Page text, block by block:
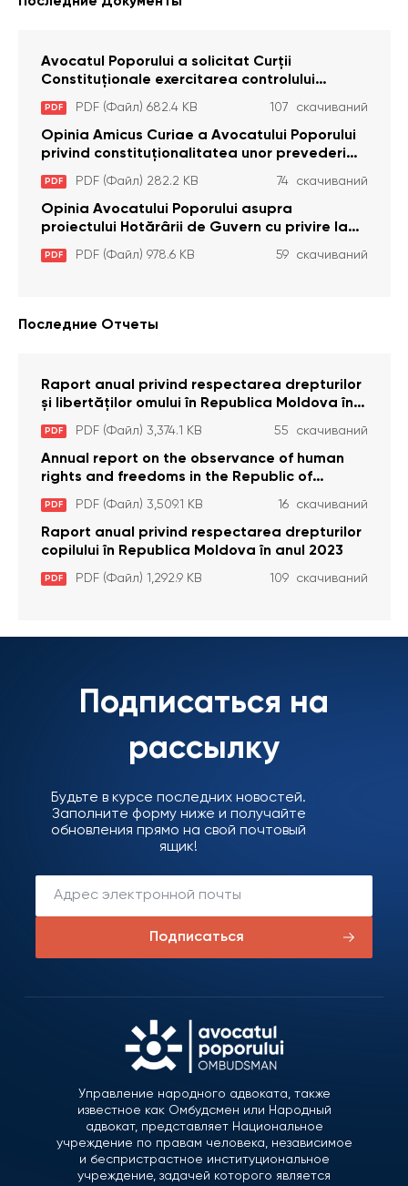
Avocatul Poporului a solicitat Curţii
Constituţionale exercitarea controlului
constituţionalităţii unor prevederi cu privire la
plata alocației sociale de stat persoanelor
cu dizabilitați care sunt private de liberate
PDF PDF (Файл) 682.4 KB 107 скачиваний
Opinia Amicus Curiae a Avocatului Poporului
privind constituționalitatea unor prevederi
care interzic angajarea în organizațiile de
pază particulară a persoanelor condamnate
pentru comiterea cu intenție a unor infracțiuni
a fost luată în considerare de Curtea
Constituțională
PDF PDF (Файл) 282.2 KB 74 скачиваний
Opinia Avocatului Poporului asupra
proiectului Hotărârii de Guvern cu privire la
aprobarea proiectului de lege privind
activitatea sanitară veterinarăa
PDF PDF (Файл) 978.6 KB 59 скачиваний
Последние Отчеты
Raport anual privind respectarea drepturilor
și libertăților omului în Republica Moldova în
anul 2023
PDF PDF (Файл) 3,374.1 KB 55 скачиваний
Annual report on the observance of human
rights and freedoms in the Republic of
Moldova in 2023
PDF PDF (Файл) 3,509.1 KB 16 скачиваний
Raport anual privind respectarea drepturilor
copilului în Republica Moldova în anul 2023
PDF PDF (Файл) 1,292.9 KB 109 скачиваний
Подписаться на
рассылку
Будьте в курсе последних новостей.
Заполните форму ниже и получайте
обновления прямо на свой почтовый
ящик!
Подписаться
Управление народного адвоката, также
известное как Омбудсмен или Народный
адвокат, представляет Национальное
учреждение по правам человека, независимое
и беспристрастное институциональное
учреждение, задачей которого является